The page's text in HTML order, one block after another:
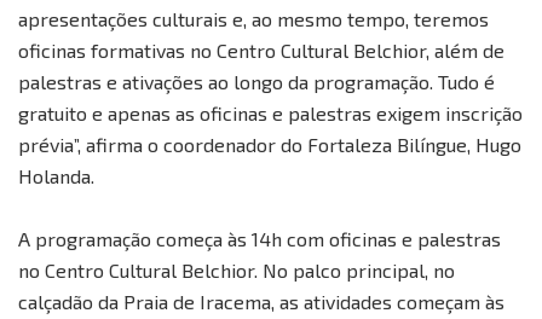
apresentações culturais e, ao mesmo tempo, teremos
oficinas formativas no Centro Cultural Belchior, além de
palestras e ativações ao longo da programação. Tudo é
gratuito e apenas as oficinas e palestras exigem inscrição
prévia”, afirma o coordenador do Fortaleza Bilíngue, Hugo
Holanda.
A programação começa às 14h com oficinas e palestras
no Centro Cultural Belchior. No palco principal, no
calçadão da Praia de Iracema, as atividades começam às